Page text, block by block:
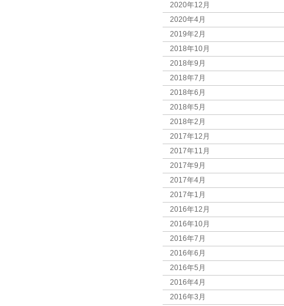
2020年12月
2020年4月
2019年2月
2018年10月
2018年9月
2018年7月
2018年6月
2018年5月
2018年2月
2017年12月
2017年11月
2017年9月
2017年4月
2017年1月
2016年12月
2016年10月
2016年7月
2016年6月
2016年5月
2016年4月
2016年3月